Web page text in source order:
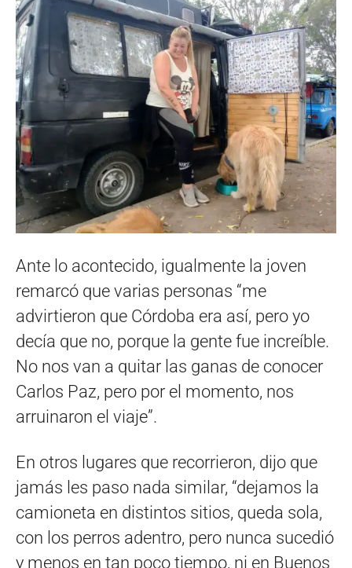
Ante lo acontecido, igualmente la joven
remarcó que varias personas “me
advirtieron que Córdoba era así, pero yo
decía que no, porque la gente fue increíble.
No nos van a quitar las ganas de conocer
Carlos Paz, pero por el momento, nos
arruinaron el viaje”.
En otros lugares que recorrieron, dijo que
jamás les paso nada similar, “dejamos la
camioneta en distintos sitios, queda sola,
con los perros adentro, pero nunca sucedió
y menos en tan poco tiempo, ni en Buenos